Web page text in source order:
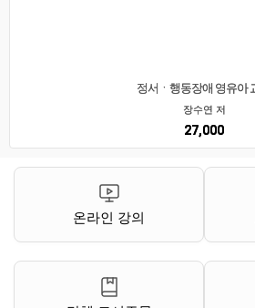
정서ㆍ행동장애 영유아
장수연 저
27,000
온라인 강의